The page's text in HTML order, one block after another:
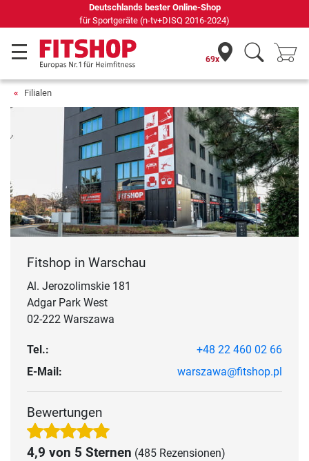
Deutschlands bester Online-Shop
für Sportgeräte (n-tv+DISQ 2016-2024)
69x
Filialen
Fitshop in Warschau
Al. Jerozolimskie 181
Adgar Park West
02-222 Warszawa
Tel.:
+48 22 460 02 66
E-Mail:
warszawa@fitshop.pl
Bewertungen
4,9 von 5 Sternen (485 Rezensionen)